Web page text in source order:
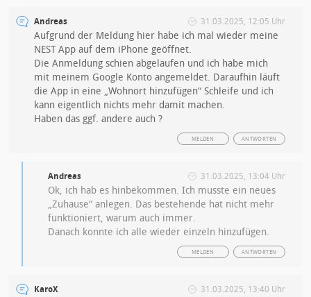
Andreas 31.03.2025, 12:05 Uhr
Aufgrund der Meldung hier habe ich mal wieder meine
NEST App auf dem iPhone geöffnet.
Die Anmeldung schien abgelaufen und ich habe mich
mit meinem Google Konto angemeldet. Daraufhin läuft
die App in eine „Wohnort hinzufügen“ Schleife und ich
kann eigentlich nichts mehr damit machen.
Haben das ggf. andere auch ?
ANTWORTEN
MELDEN
Andreas 31.03.2025, 13:04 Uhr
Ok, ich hab es hinbekommen. Ich musste ein neues
„Zuhause“ anlegen. Das bestehende hat nicht mehr
funktioniert, warum auch immer.
Danach konnte ich alle wieder einzeln hinzufügen.
ANTWORTEN
MELDEN
KaroX 31.03.2025, 13:40 Uhr